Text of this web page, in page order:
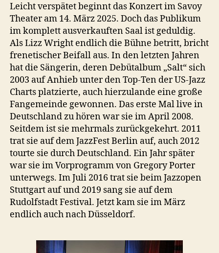
Leicht verspätet beginnt das Konzert im Savoy
Theater am 14. März 2025. Doch das Publikum
im komplett ausverkauften Saal ist geduldig.
Als Lizz Wright endlich die Bühne betritt, bricht
frenetischer Beifall aus. In den letzten Jahren
hat die Sängerin, deren Debütalbum „Salt“ sich
2003 auf Anhieb unter den Top-Ten der US-Jazz
Charts platzierte, auch hierzulande eine große
Fangemeinde gewonnen. Das erste Mal live in
Deutschland zu hören war sie im April 2008.
Seitdem ist sie mehrmals zurückgekehrt. 2011
trat sie auf dem JazzFest Berlin auf, auch 2012
tourte sie durch Deutschland. Ein Jahr später
war sie im Vorprogramm von Gregory Porter
unterwegs. Im Juli 2016 trat sie beim Jazzopen
Stuttgart auf und 2019 sang sie auf dem
Rudolfstadt Festival. Jetzt kam sie im März
endlich auch nach Düsseldorf.